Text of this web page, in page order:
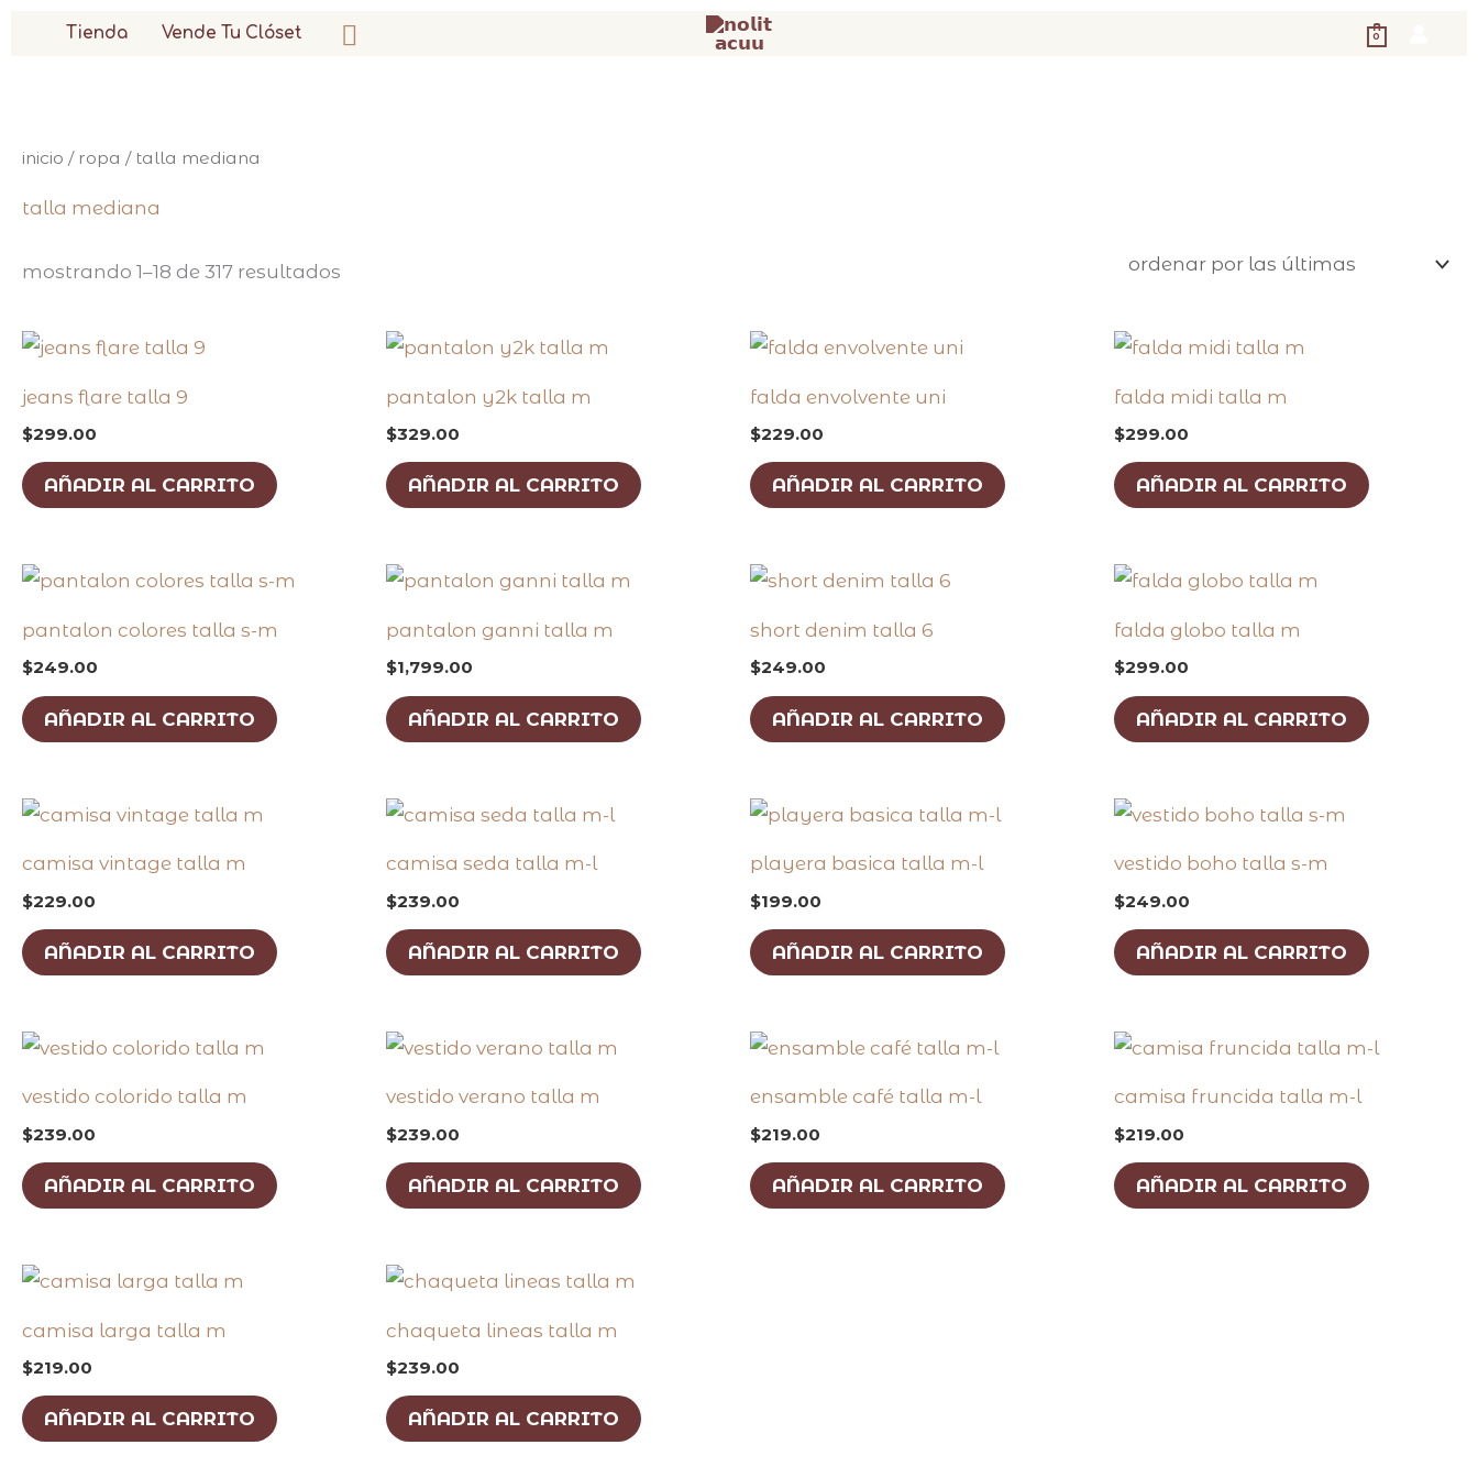
Tienda Vende Tu Clóset buscar 0
inicio / ropa / talla mediana
talla mediana
mostrando 1–18 de 317 resultados
jeans flare talla 9
$299.00
AÑADIR AL CARRITO
pantalon y2k talla m
$329.00
AÑADIR AL CARRITO
falda envolvente uni
$229.00
AÑADIR AL CARRITO
falda midi talla m
$299.00
AÑADIR AL CARRITO
pantalon colores talla s-m
$249.00
AÑADIR AL CARRITO
pantalon ganni talla m
$1,799.00
AÑADIR AL CARRITO
short denim talla 6
$249.00
AÑADIR AL CARRITO
falda globo talla m
$299.00
AÑADIR AL CARRITO
camisa vintage talla m
$229.00
AÑADIR AL CARRITO
camisa seda talla m-l
$239.00
AÑADIR AL CARRITO
playera basica talla m-l
$199.00
AÑADIR AL CARRITO
vestido boho talla s-m
$249.00
AÑADIR AL CARRITO
vestido colorido talla m
$239.00
AÑADIR AL CARRITO
vestido verano talla m
$239.00
AÑADIR AL CARRITO
ensamble café talla m-l
$219.00
AÑADIR AL CARRITO
camisa fruncida talla m-l
$219.00
AÑADIR AL CARRITO
camisa larga talla m
$219.00
AÑADIR AL CARRITO
chaqueta lineas talla m
$239.00
AÑADIR AL CARRITO